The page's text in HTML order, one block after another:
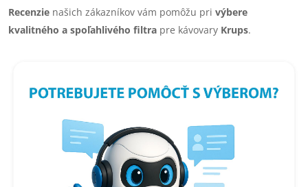
Recenzie našich zákazníkov vám pomôžu pri výbere
kvalitného a spoľahlivého filtra pre kávovary Krups.